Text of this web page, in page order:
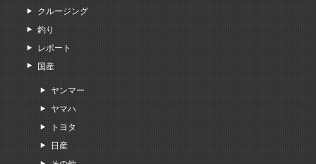
クルージング
釣り
レポート
国産
ヤンマー
ヤマハ
トヨタ
日産